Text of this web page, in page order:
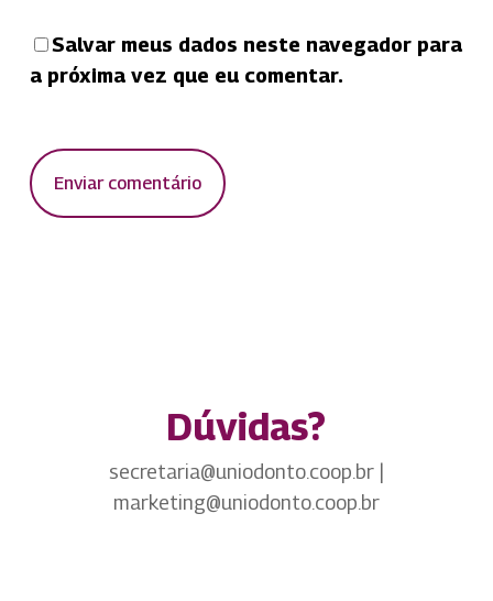
Salvar meus dados neste navegador para
a próxima vez que eu comentar.
Dúvidas?
secretaria@uniodonto.coop.br |
marketing@uniodonto.coop.br